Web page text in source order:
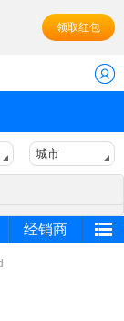
领取红包
城市
经销商